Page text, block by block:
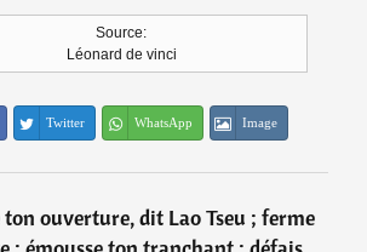
Source:
Léonard de vinci
Twitter WhatsApp Image
ton ouverture, dit Lao Tseu ; ferme